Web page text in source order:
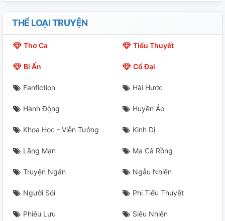
THỂ LOẠI TRUYỆN
Thơ Ca Tiểu Thuyết
Bí Ẩn Cổ Đại
Fanfiction Hài Hước
Hành Động Huyền Ảo
Khoa Học - Viễn Tưởng Kinh Dị
Lãng Mạn Ma Cà Rồng
Truyện Ngắn Ngẫu Nhiên
Người Sói Phi Tiểu Thuyết
Phiêu Lưu Siêu Nhiên